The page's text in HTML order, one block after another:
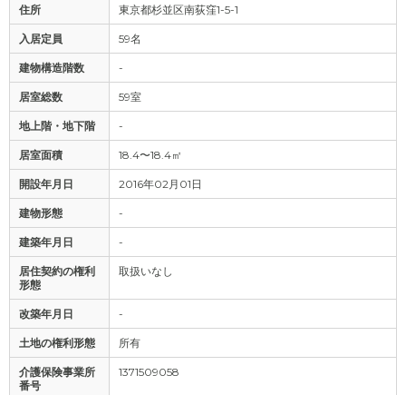
住所 東京都杉並区南荻窪1-5-1
入居定員 59名
建物構造階数 -
居室総数 59室
地上階・地下階 -
居室面積 18.4〜18.4㎡
開設年月日 2016年02月01日
建物形態 -
建築年月日 -
居住契約の権利
形態
取扱いなし
改築年月日 -
土地の権利形態 所有
介護保険事業所
番号
1371509058